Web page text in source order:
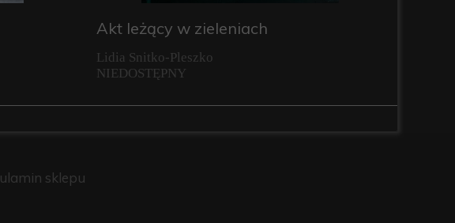
sklepu
Akt leżący w zieleniach
Lidia Snitko-Pleszko
NIEDOSTĘPNY